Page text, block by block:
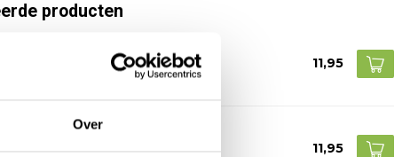
Over
producten
11,95
Isotonic Sportdrink Red Fruit
11,95